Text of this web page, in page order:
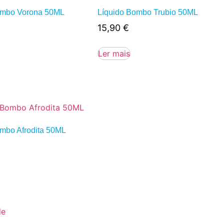
Vorona 50ML Líquido Bombo Trubio 50ML
15,90€
Ler mais
Afrodita 50ML